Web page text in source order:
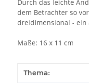
Durch das leichte
dem Betrachter so
dreidimensional - ein
Maße: 16 x 11 cm
Produkteigenschaft
Wert
Thema: